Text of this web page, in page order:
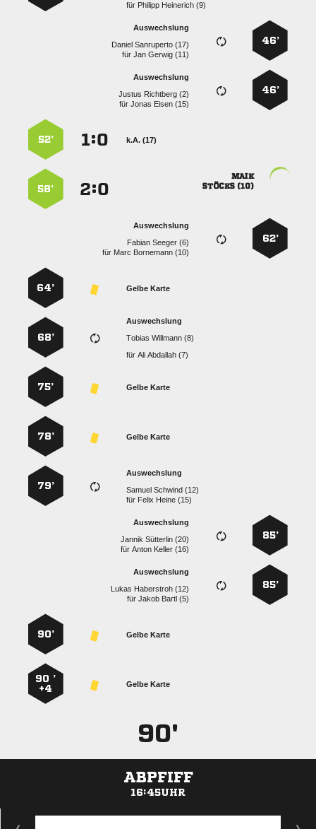
für   
46’
Auswechslung
  
für  
46’
Auswechslung
  
für  
k.A. (17)
:
52’

 
:
58’
62’
Auswechslung
  
für   
Gelbe Karte
64’
Auswechslung
  
für  
68’
Gelbe Karte
75’
Gelbe Karte
78’
Auswechslung
  
für   
79’
85’
Auswechslung
  
für  
85’
Auswechslung
  
für  
Gelbe Karte
90’
Gelbe Karte
90 ’
+4
90'
ABPFIFF
16:45UHR
ANZEIGE